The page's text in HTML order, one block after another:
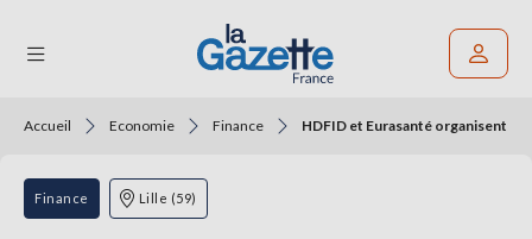
THÉMATIQUES
Accueil Economie Finance HDFID et Eurasanté organisent
Finance Lille (59)